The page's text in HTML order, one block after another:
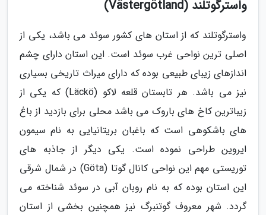
واسترگوتلند (Västergötland)
واسترگوتلند که از استان های کشور سوئد می باشد، یکی از
اصلی ترین نواحی غرب سوئد است. این استان دارای چشم
اندازهای زیبای طبیعی بوده که دارای میراث تاریخی بسیاری
نیز می باشد. هر تابستان قلعه لاکو (Läckö) که یکی از
زیباترین کاخ های باروک می باشد محلی برای بازدید از باغ
های باشکوهی است که باغبان بریتانیایی به نام سیمون
ایروین طراحی نموده است. یکی دیگر از جاذبه های
توریستی مهم این نواحی کانال گوتا (Göta) در شمال شرقی
این استان بوده که به نام روبان آبی در سوئد شناخته می
گردد. شهر معروف گوتنبرگ نیز همچنین بخشی از استان